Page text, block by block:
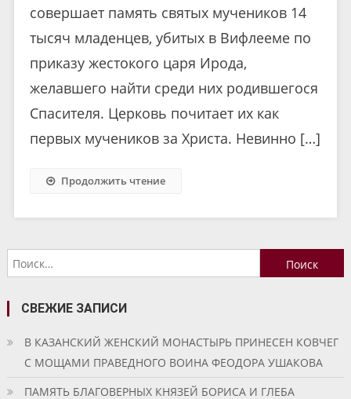
совершает память святых мучеников 14
тысяч младенцев, убитых в Вифлееме по
приказу жестокого царя Ирода,
желавшего найти среди них родившегося
Спасителя. Церковь почитает их как
первых мучеников за Христа. Невинно […]
Продолжить чтение
Найти:
СВЕЖИЕ ЗАПИСИ
В КАЗАНСКИЙ ЖЕНСКИЙ МОНАСТЫРЬ ПРИНЕСЕН КОВЧЕГ
С МОЩАМИ ПРАВЕДНОГО ВОИНА ФЕОДОРА УШАКОВА
ПАМЯТЬ БЛАГОВЕРНЫХ КНЯЗЕЙ БОРИСА И ГЛЕБА